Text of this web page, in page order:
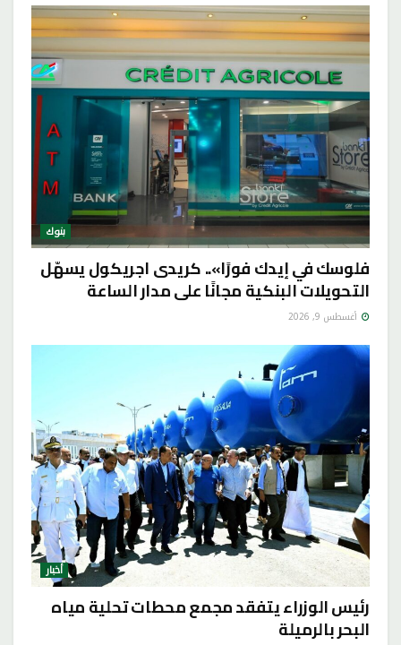
بنوك
فلوسك في إيدك فورًا».. كريدى اجريكول يسهّل
التحويلات البنكية مجانًا على مدار الساعة
أغسطس 9, 2026
أخبار
رئيس الوزراء يتفقد مجمع محطات تحلية مياه
البحر بالرميلة